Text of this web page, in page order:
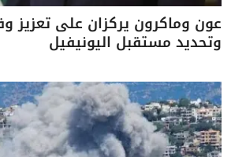
عون وماكرون يركزان على تعزيز
وتحديد مستقبل اليونيفيل